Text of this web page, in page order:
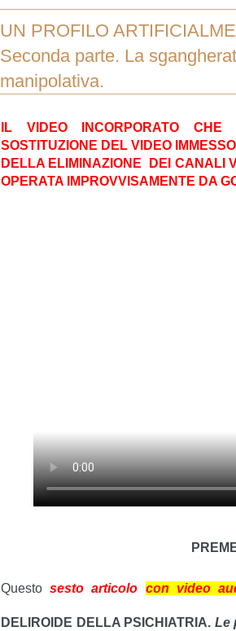
UN PROFILO
Seconda parte. La
manipolativa.
IL VIDEO INCORPORATO
SOSTITUZIONE DEL VIDEO
DELLA ELIMINAZIONE DEI CANALI
OPERATA IMPROVVISAMENTE DA
Questo sesto articolo con video
DELIROIDE DELLA PSICHIATRIA. Le